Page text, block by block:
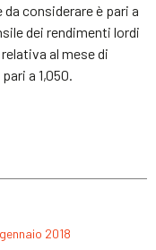
considerare è pari a
dei rendimenti lordi
al mese di
a 1,050.
2018